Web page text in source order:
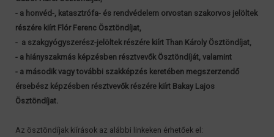
- a honvéd-, katasztrófa- és rendvédelem orvostan szakorvos jelöltek
részére kiírt Flór Ferenc Ösztöndíjat,
- a szakgyógyszerész-jelöltek részére kiírt Than Károly Ösztöndíjat,
- a hiányszakmás képzésben résztvevők Ösztöndíját, valamint
- a második vagy további szakképzés keretében megszerzendő
érsebész képzésben résztvevők részére kiírt Bakay Lajos
Ösztöndíjat.
Az ösztöndíjak kiírások az alábbi linkeken érhetőek el: